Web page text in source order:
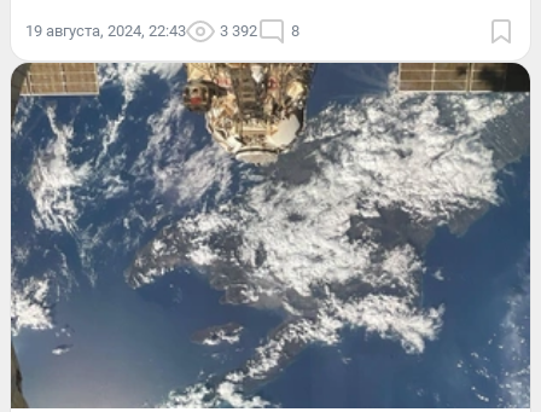
19 августа, 2024, 22:43 3 392 8